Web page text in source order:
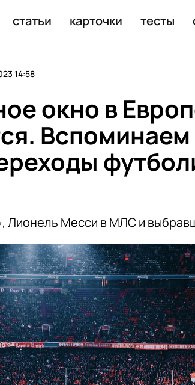
статьи карточки тесты
14:58
окно в
Лионель Месси в МЛС и